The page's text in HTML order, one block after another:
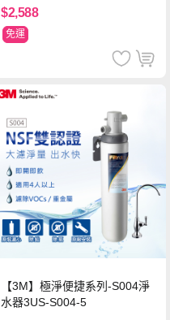
$2,588
免運
【3M】極淨便捷系列-S004淨
水器3US-S004-5